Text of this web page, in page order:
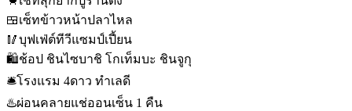
🍱เซ็ทข้าวหน้าปลาไหล
🥢บุฟเฟ่ต์ทีวีแซมป์เปี้ยน
🛍️ช้อป ชินไซบาชิ โกเท็มบะ ชินจูกุ
🛎️โรงแรม 4ดาว ทำเลดี
♨️ผ่อนคลายแช่ออนเซ็น 1 คืน